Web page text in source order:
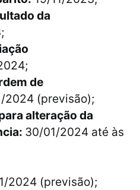
da
de
2024 (previsão);
alteração da
30/01/2024 até às
2024 (previsão);